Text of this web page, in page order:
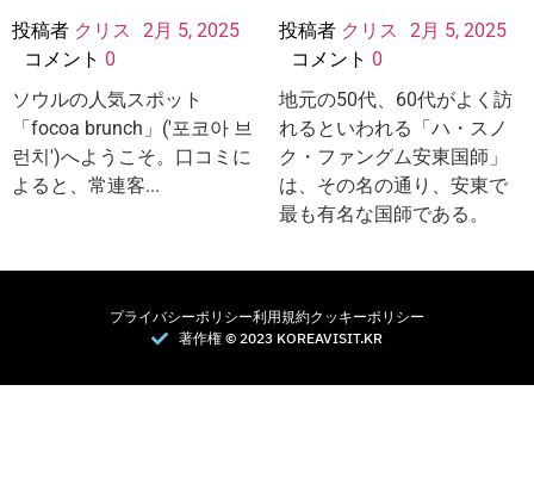
投稿者 クリス
2月 5, 2025
コメント 0
ソウルの人気スポット
「focoa brunch」('포코아 브
런치')へようこそ。口コミに
よると、常連客...
投稿者 クリス
2月 5, 2025
コメント 0
地元の50代、60代がよく訪
れるといわれる「ハ・スノ
ク・ファングム安東国師」
は、その名の通り、安東で
最も有名な国師である。
プライバシーポリシー利用規約クッキーポリシー
著作権 © 2023 KOREAVISIT.KR